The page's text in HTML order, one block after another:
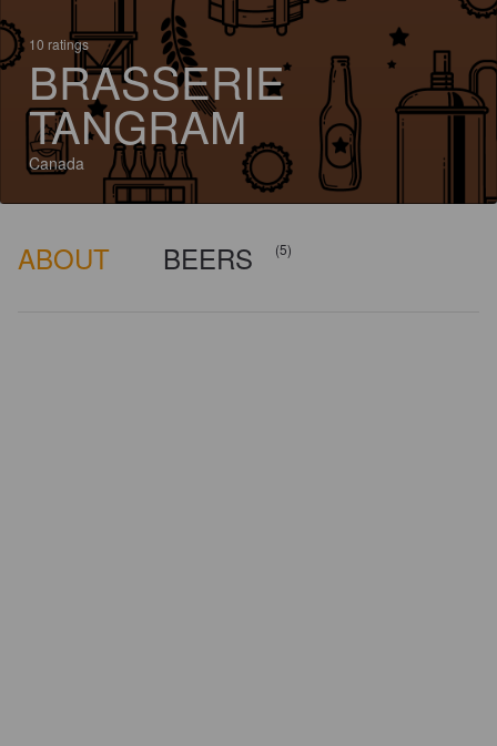
10 ratings
BRASSERIE
TANGRAM
Canada
ABOUT BEERS (5)